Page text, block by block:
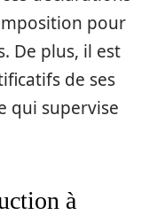
pour
De plus, il est
de ses
qui supervise
à